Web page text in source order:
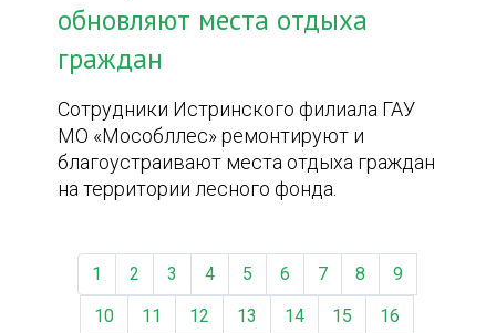
обновляют места отдыха
граждан
Сотрудники Истринского филиала ГАУ
МО «Мособллес» ремонтируют и
благоустраивают места отдыха граждан
на территории лесного фонда.
1 2 3 4 5 6 7 8
9
10
11 12 13 14 15
16